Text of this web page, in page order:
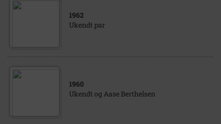
1962
Ukendt par
1960
Ukendt og Aase Berthelsen